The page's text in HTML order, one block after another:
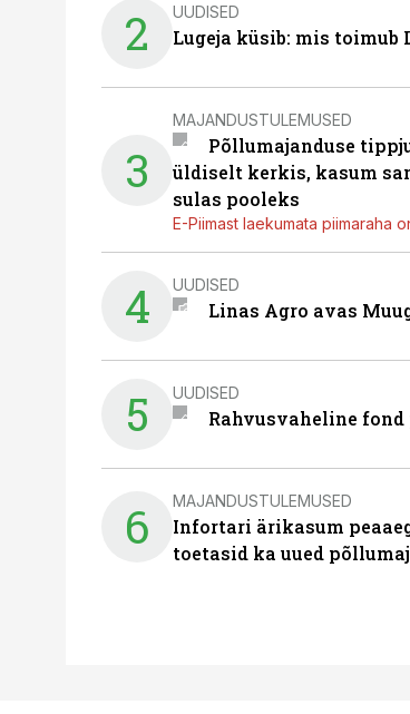
2 UUDISED
Lugeja küsib: mis toimub
3
MAJANDUSTULEMUSED
Põllumajanduse
üldiselt kerkis, kasum
sulas pooleks
E-Piimast laekumata piimaraha
4 UUDISED
Linas Agro avas
5 UUDISED
Rahvusvaheline fond
6 MAJANDUSTULEMUSED
Infortari ärikasum
toetasid ka uued